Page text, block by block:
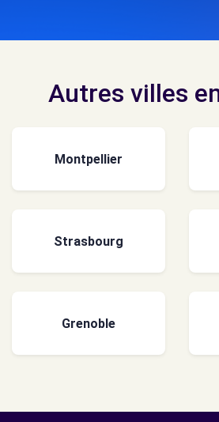
Autres villes
Montpellier
Strasbourg
Grenoble